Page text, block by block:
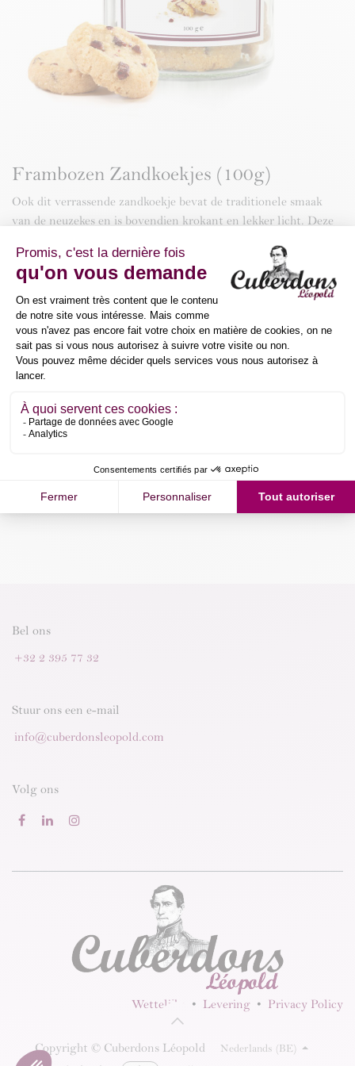
Frambozen Zandkoekjes (100g)
Ook dit verrassende zandkoekje bevat de traditionele smaak
van de neuzekes en is bovendien krokant en lekker licht. Deze
echte Belgische boter. Een snuifje fleur de sel zorgt voor een
echte "kers op de taart". Ze worden per 15 stuks in een mooi
glazen potje gepresenteerd.
10,50€
Koop nu
Algemene voorwaarden
Verzending: 2-3 werkdagen
Bel ons
+32 2 395 77 32
Stuur ons een e-mail
info@cuberdonsleopold.com
Volg ons
Wettelijke • Levering • Privacy Policy
Copyright © Cuberdons Léopold
Nederlands (BE)